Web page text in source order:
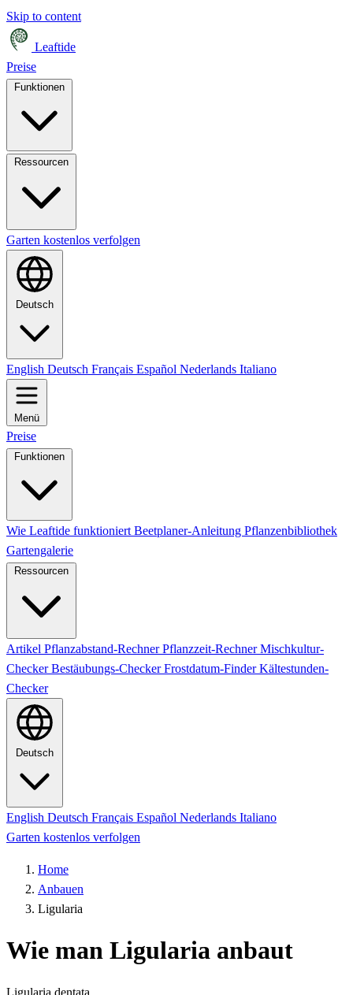
Skip to content
Leaftide
Preise
Garten kostenlos verfolgen
Deutsch
English Deutsch Français Español Nederlands Italiano
Menü
Preise
Funktionen
Wie Leaftide funktioniert Beetplaner-Anleitung Pflanzenbibliothek
Gartengalerie
Ressourcen
Artikel Pflanzabstand-RechnerPflanzzeit-RechnerMischkultur-
CheckerBestäubungs-CheckerFrostdatum-FinderKältestunden-
Checker
Deutsch
English Deutsch Français Español Nederlands Italiano
Garten kostenlos verfolgen
Home
Anbauen
Ligularia
Wie man Ligularia anbaut
Ligularia dentata